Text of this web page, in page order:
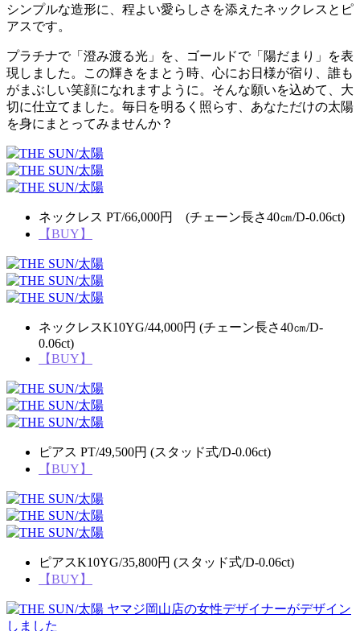
シンプルな造形に、程よい愛らしさを添えたネックレスとピ
アスです。
プラチナで「澄み渡る光」を、ゴールドで「陽だまり」を表
現しました。この輝きをまとう時、心にお日様が宿り、誰も
がまぶしい笑顔になれますように。そんな願いを込めて、大
切に仕立てました。毎日を明るく照らす、あなただけの太陽
を身にまとってみませんか？
ネックレス PT/66,000円 (チェーン長さ40㎝/D-0.06ct)
【BUY】
ネックレスK10YG/44,000円 (チェーン長さ40㎝/D-
0.06ct)
【BUY】
ピアス PT/49,500円 (スタッド式/D-0.06ct)
【BUY】
ピアスK10YG/35,800円 (スタッド式/D-0.06ct)
【BUY】